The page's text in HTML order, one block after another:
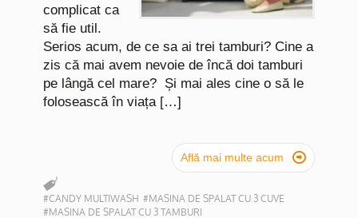
complicat ca
să fie util.
Serios acum, de ce sa ai trei tamburi? Cine a
zis că mai avem nevoie de încă doi tamburi
pe lângă cel mare? Și mai ales cine o să le
folosească în viața […]
Află mai multe acum 
#CANDY MULTIWASH #MASINA DE SPALAT CU 3 CUVE
#MASINA DE SPALAT CU 3 TAMBURI